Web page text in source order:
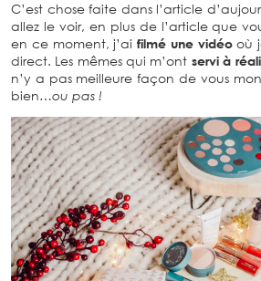
C’est chose faite dans l’article
allez le voir, en plus de l’article que
en ce moment, j’ai filmé une vidéooù
direct. Les mêmes qui m’ont servi à
n’y a pas meilleure façon de vous
bien…ou pas !